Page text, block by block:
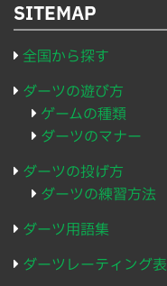
SITEMAP
全国から探す
ダーツの遊び方
ゲームの種類
ダーツのマナー
ダーツの投げ方
ダーツの練習方法
ダーツ用語集
ダーツレーティング表